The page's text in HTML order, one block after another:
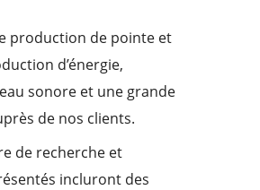
production de pointe et
d’énergie,
sonore et une grande
de nos clients.
de recherche et
incluront des